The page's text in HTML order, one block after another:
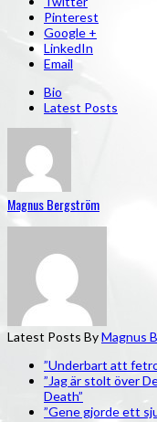
Pinterest
Google +
LinkedIn
Email
Bio
Latest Posts
Magnus Bergström
Latest Posts ByMagnus
”Underbart att
”Jag är stolt över
Death”
”Gene gjorde ett